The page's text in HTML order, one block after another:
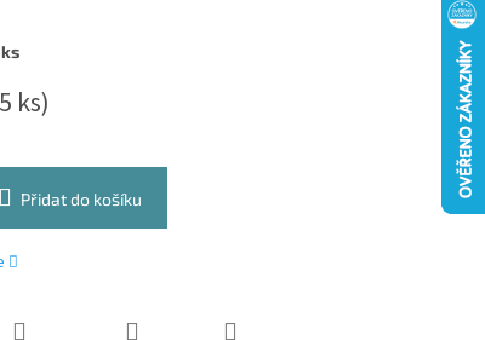
ks)
Přidat do košíku